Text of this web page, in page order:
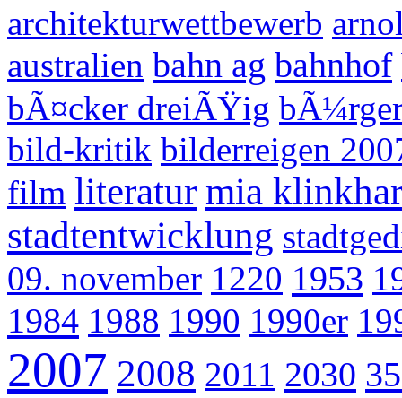
architekturwettbewerb
australien bahn ag bahnhof
bÃ¤cker dreiÃŸig
bild-kritik bilderreigen
film literatur mia
stadtentwicklung
09. november 1220 1953
1984 1988 1990 1990er
2007 2008 2011 2030